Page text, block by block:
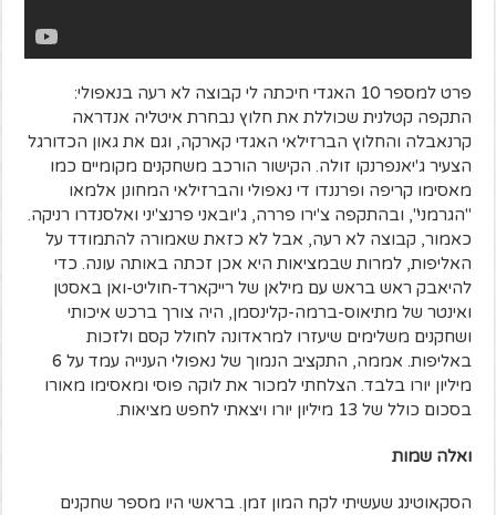
פרט למספר 10 האגדי חיכתה לי קבוצה לא רעה בנאפולי:
התקפה קטלנית שכוללת את חלוץ נבחרת איטליה אנדראה
קרנאבלה והחלוץ הברזילאי האגדי קארקה, וגם את גאון הכדורגל
הצעיר ג'יאנפרנקו זולה. הקישור הורכב משחקנים מקומיים כמו
מאסימו קריפה ופרננדו די נאפולי והברזילאי המחונן אלמאו
"הגרמני", ובהתקפה צ'ירו פררה, ג'יובאני פרנצ'יני ואלסנדרו רניקה.
כאמור, קבוצה לא רעה, אבל לא כזאת שאמורה להתמודד על
האליפות, למרות שבמציאות היא אכן זכתה באותה עונה. כדי
להיאבק ראש בראש עם מילאן של רייקארד-חוליט-ואן באסטן
ואינטר של מתיאוס-ברמה-קלינסמן, היה צורך ברכש איכותי
ושחקנים משלימים שיעזרו למראדונה לחולל קסם ולזכות
באליפות. אממה, התקציב הנמוך של נאפולי הענייה עמד על 6
מיליון יורו בלבד. הצלחתי למכור את לוקה פוסי ומאסימו מאורו
בסכום כולל של 13 מיליון יורו ויצאתי לחפש מציאות.
ואלה שמות
הסקאוטינג שעשיתי לקח המון זמן. בראשי היו מספר שחקנים